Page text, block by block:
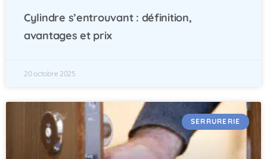
Cylindre s’entrouvant : définition,
avantages et prix
20 octobre 2025
SERRURERIE